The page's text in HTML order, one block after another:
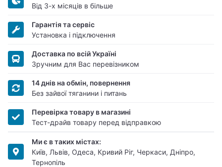
Від 3-х місяців в більше
Гарантія та сервіс
Установка і підключення
Доставка по всій Україні
Зручним для Вас перевізником
14 днів на обмін, повернення
Без зайвої тяганини і питань
Перевірка товару в магазині
Тест-драйв товару перед відправкою
Ми є в таких містах:
Київ, Львів, Одеса, Кривий Ріг, Черкаси, Дніпро,
Тернопіль